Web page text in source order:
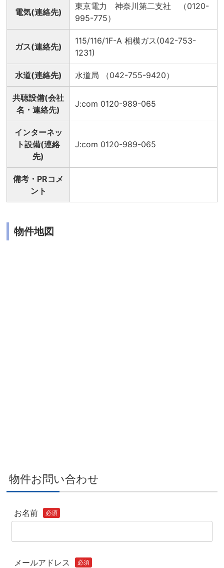
電気(連絡先)
東京電力 神奈川第二支社 （0120-
995-775）
ガス(連絡先)
115/116/1F-A 相模ガス(042-753-
1231)
水道(連絡先) 水道局 （042-755-9420）
共聴設備(会社
名・連絡先)
J:com 0120-989-065
インターネッ
ト設備(連絡
先)
J:com 0120-989-065
備考・PRコメ
ント
物件地図
物件お問い合わせ
お名前 必須
メールアドレス 必須